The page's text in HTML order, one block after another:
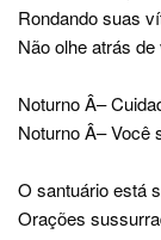
Rondando suas
Não olhe atrás
Noturno Â–
Noturno Â– Você
O santuário está
Orações